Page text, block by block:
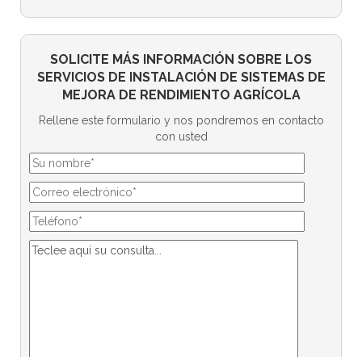
SOLICITE MÁS INFORMACIÓN SOBRE LOS
SERVICIOS DE INSTALACIÓN DE SISTEMAS DE
MEJORA DE RENDIMIENTO AGRÍCOLA
Rellene este formulario y nos pondremos en contacto
con usted